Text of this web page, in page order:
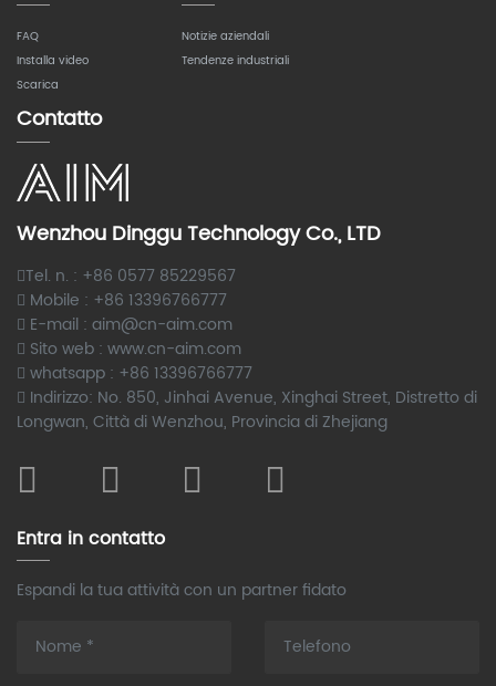
FAQ
Installa video
Scarica
Notizie aziendali
Tendenze industriali
Contatto
Wenzhou Dinggu Technology Co., LTD
Tel. n. : +86 0577 85229567
Mobile : +86 13396766777
E-mail : aim@cn-aim.com
Sito web : www.cn-aim.com
whatsapp : +86 13396766777
Indirizzo: No. 850, Jinhai Avenue, Xinghai Street, Distretto di
Longwan, Città di Wenzhou, Provincia di Zhejiang
Entra in contatto
Espandi la tua attività con un partner fidato